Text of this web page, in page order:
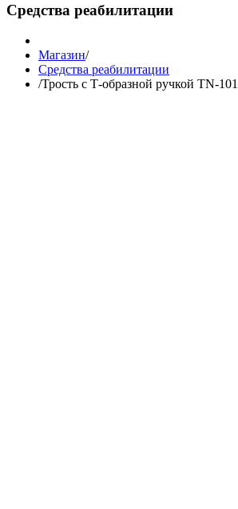
Средства реабилитации
Магазин/
Средства реабилитации
/Трость с Т-образной ручкой TN-101